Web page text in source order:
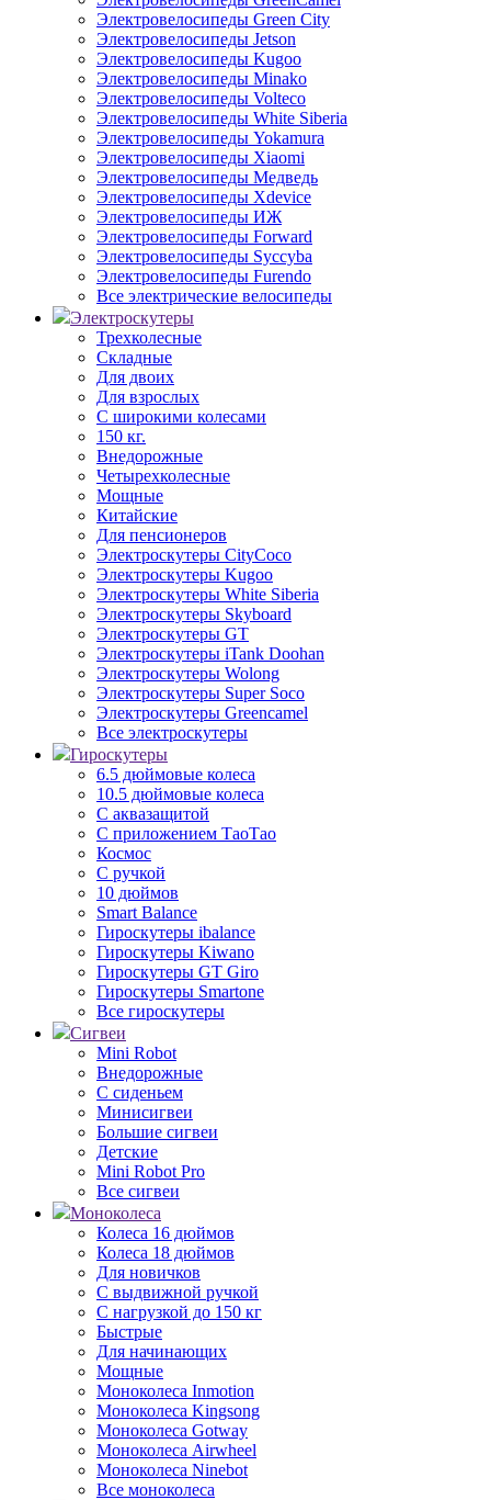
Электровелосипеды Green City
Электровелосипеды Jetson
Электровелосипеды Kugoo
Электровелосипеды Minako
Электровелосипеды Volteco
Электровелосипеды White Siberia
Электровелосипеды Yokamura
Электровелосипеды Xiaomi
Электровелосипеды Медведь
Электровелосипеды Xdevice
Электровелосипеды ИЖ
Электровелосипеды Forward
Электровелосипеды Syccyba
Электровелосипеды Furendo
Все электрические велосипеды
Электроскутеры
Трехколесные
Складные
Для двоих
Для взрослых
С широкими колесами
150 кг.
Внедорожные
Четырехколесные
Мощные
Китайские
Для пенсионеров
Электроскутеры CityCoco
Электроскутеры Kugoo
Электроскутеры White Siberia
Электроскутеры Skyboard
Электроскутеры GT
Электроскутеры iTank Doohan
Электроскутеры Wolong
Электроскутеры Super Soco
Электроскутеры Greencamel
Все электроскутеры
Гироскутеры
6.5 дюймовые колеса
10.5 дюймовые колеса
С аквазащитой
С приложением ТаоТао
Космос
С ручкой
10 дюймов
Smart Balance
Гироскутеры ibalance
Гироскутеры Kiwano
Гироскутеры GT Giro
Гироскутеры Smartone
Все гироскутеры
Сигвеи
Mini Robot
Внедорожные
С сиденьем
Минисигвеи
Большие сигвеи
Детские
Mini Robot Pro
Все сигвеи
Моноколеса
Колеса 16 дюймов
Колеса 18 дюймов
Для новичков
С выдвижной ручкой
С нагрузкой до 150 кг
Быстрые
Для начинающих
Мощные
Моноколеса Inmotion
Моноколеса Kingsong
Моноколеса Gotway
Моноколеса Airwheel
Моноколеса Ninebot
Все моноколеса